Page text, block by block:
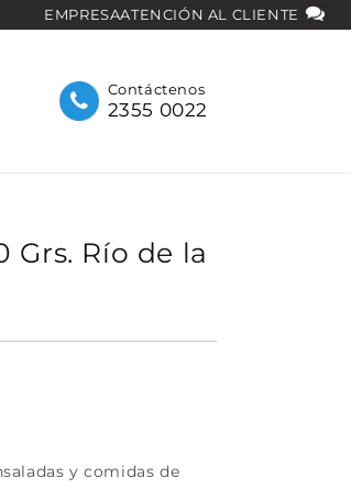
EMPRESAATENCIÓN AL CLIENTE
Contáctenos
2355 0022
Río de la
y comidas de